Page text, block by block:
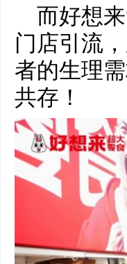
而好想
门店引流
者的生理
共存！